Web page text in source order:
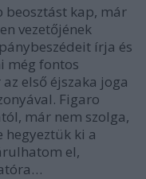
kap, már
vezetőjének
írja és
még fontos
első éjszaka joga
Figaro
már nem szolga,
ki a
el,